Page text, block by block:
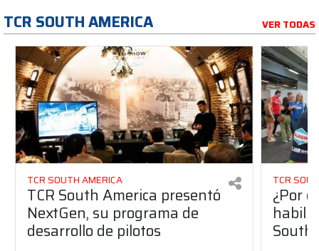
TCR SOUTH AMERICA VER TODAS
TCR SOUTH AMERICA
TCR South America presentó
NextGen, su programa de
desarrollo de pilotos
TCR
¿Por
South